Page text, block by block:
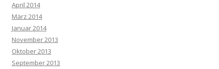
April 2014
März 2014
Januar 2014
November 2013
Oktober 2013
September 2013